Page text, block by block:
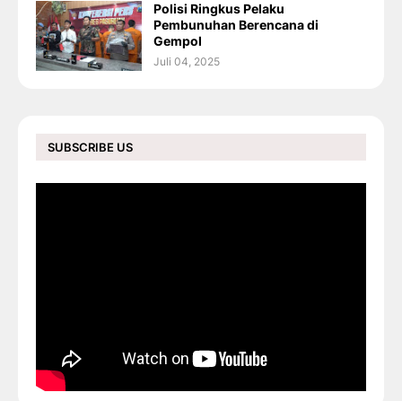
Polisi Ringkus Pelaku
Pembunuhan Berencana di
Gempol
Juli 04, 2025
SUBSCRIBE US